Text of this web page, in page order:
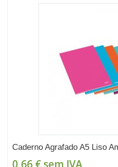
Caderno Agrafado A5 Liso
0,66 € sem IVA